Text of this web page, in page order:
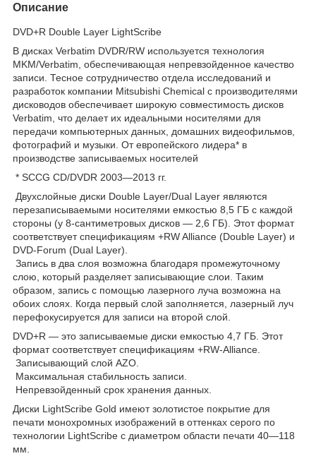
Описание
DVD+R Double Layer LightScribe
В дисках Verbatim DVDR/RW используется технология
MKM/Verbatim, обеспечивающая непревзойденное качество
записи. Тесное сотрудничество отдела исследований и
разработок компании Mitsubishi Chemical с производителями
дисководов обеспечивает широкую совместимость дисков
Verbatim, что делает их идеальными носителями для
передачи компьютерных данных, домашних видеофильмов,
фотографий и музыки. От европейского лидера* в
производстве записываемых носителей
* SCCG CD/DVDR 2003—2013 гг.
Двухслойные диски Double Layer/Dual Layer являются
перезаписываемыми носителями емкостью 8,5 ГБ с каждой
стороны (у 8-сантиметровых дисков — 2,6 ГБ). Этот формат
соответствует спецификациям +RW Alliance (Double Layer) и
DVD-Forum (Dual Layer).
Запись в два слоя возможна благодаря промежуточному
слою, который разделяет записывающие слои. Таким
образом, запись с помощью лазерного луча возможна на
обоих слоях. Когда первый слой заполняется, лазерный луч
перефокусируется для записи на второй слой.
DVD+R — это записываемые диски емкостью 4,7 ГБ. Этот
формат соответствует спецификациям +RW-Alliance.
Записывающий слой AZO.
Максимальная стабильность записи.
Непревзойденный срок хранения данных.
Диски LightScribe Gold имеют золотистое покрытие для
печати монохромных изображений в оттенках серого по
технологии LightScribe с диаметром области печати 40—118
мм.